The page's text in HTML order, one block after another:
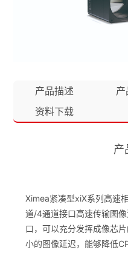
产品描述 产
资料下载
产
Ximea紧凑型xiX系列高速
道/4通道接口高速传输图
口，可以充分发挥成像芯
小的图像延迟，能够降低